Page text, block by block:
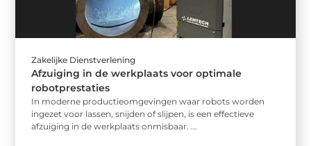
Zakelijke Dienstverlening
Afzuiging in de werkplaats voor optimale
robotprestaties
In moderne productieomgevingen waar robots worden
ingezet voor lassen, snijden of slijpen, is een effectieve
afzuiging in de werkplaats onmisbaar. ...